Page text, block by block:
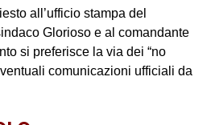
all’ufficio stampa del
Glorioso e al comandante
si preferisce la via dei “no
comunicazioni ufficiali da